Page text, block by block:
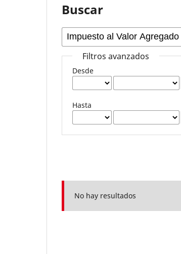
Buscar
Filtros avanzados
Desde
Hasta
No hay resultados